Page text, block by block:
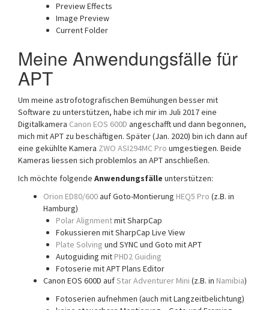
Preview Effects
Image Preview
Current Folder
Meine Anwendungsfälle für
APT
Um meine astrofotografischen Bemühungen besser mit
Software zu unterstützen, habe ich mir im Juli 2017 eine
Digitalkamera Canon EOS 600D angeschafft und dann begonnen,
mich mit APT zu beschäftigen. Später (Jan. 2020) bin ich dann auf
eine gekühlte Kamera ZWO ASI294MC Pro umgestiegen. Beide
Kameras liessen sich problemlos an APT anschließen.
Ich möchte folgende Anwendungsfälle unterstützen:
Orion ED80/600auf Goto-Montierung HEQ5 Pro (z.B. in
Hamburg)
Polar Alignmentmit SharpCap
Fokussieren mit SharpCap Live View
Plate Solving und SYNC und Goto mit APT
Autoguiding mit PHD2 Guiding
Fotoserie mit APT Plans Editor
Canon EOS 600D aufStar Adventurer Mini (z.B. in Namibia)
Fotoserien aufnehmen (auch mit Langzeitbelichtung)